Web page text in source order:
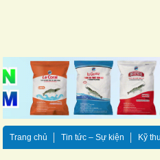
Trang chủ Tin tức – Sự kiện Kỹ